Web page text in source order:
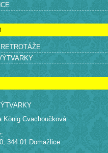
König Cvachoučková
344 01 Domažlice